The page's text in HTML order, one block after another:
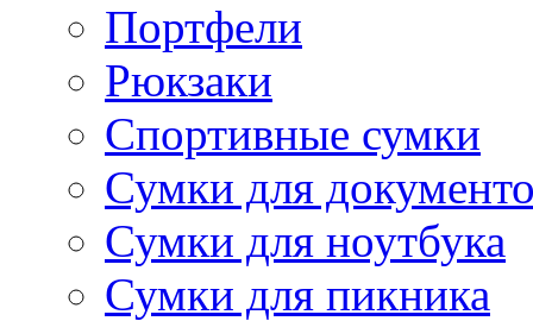
Портфели
Рюкзаки
Спортивные сумки
Сумки для
Сумки для ноутбука
Сумки для пикника